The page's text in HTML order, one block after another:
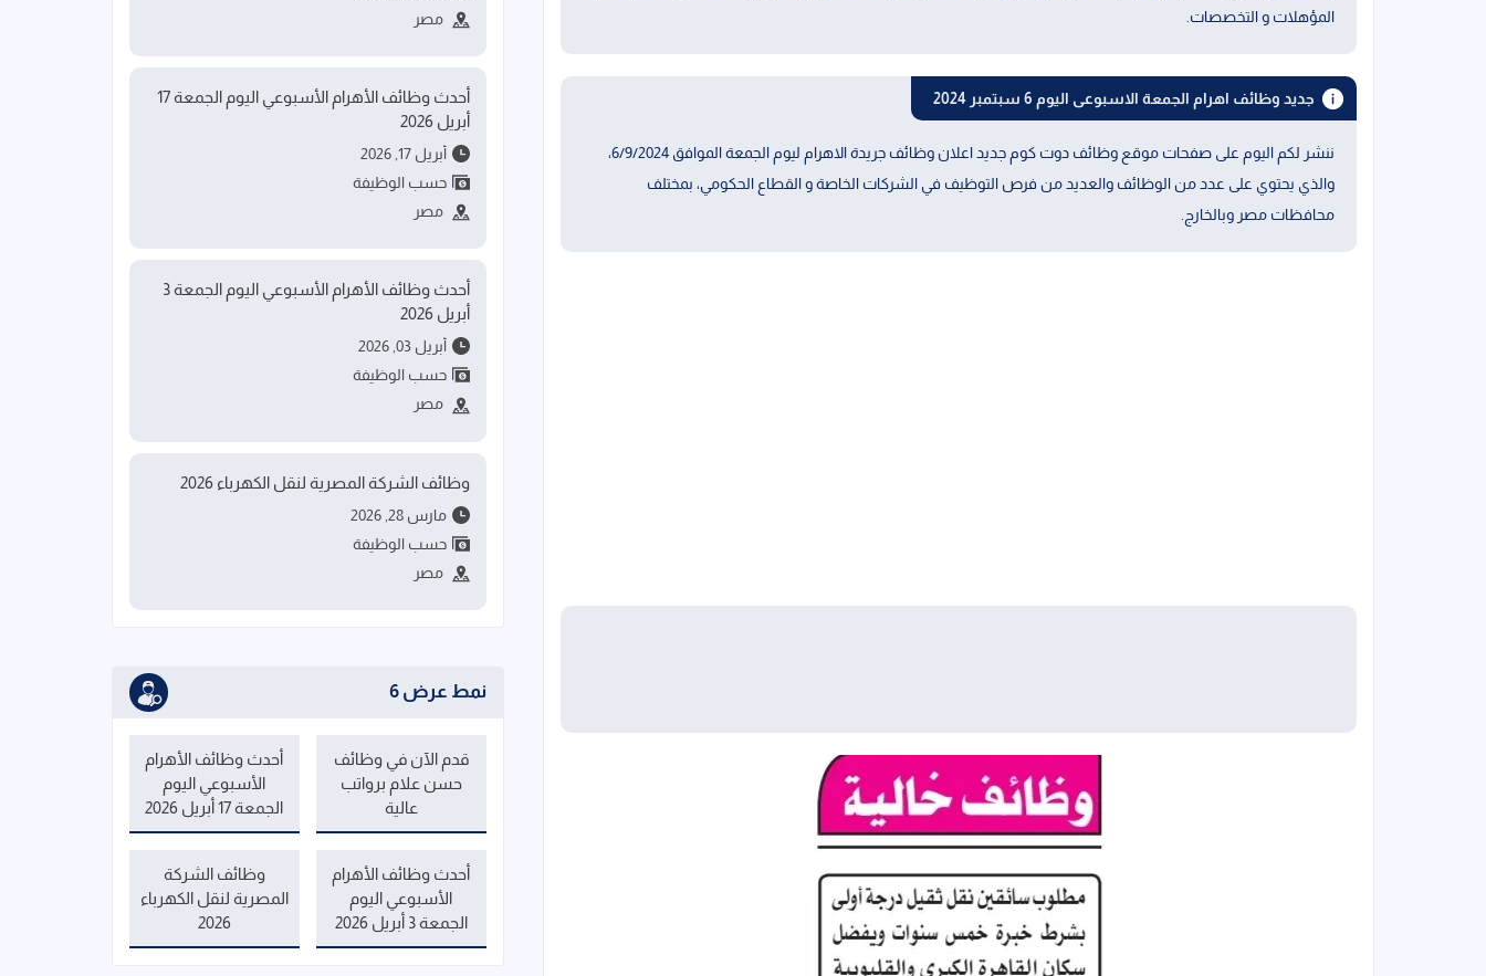
المؤهلات و التخصصات.
جديد وظائف اهرام الجمعة الاسبوعى اليوم 6 سبتمبر 2024
ننشر لكم اليوم على صفحات موقع وظائف دوت كوم جديد اعلان وظائف جريدة الاهرام ليوم الجمعة الموافق 6/9/2024،
والذي يحتوي على عدد من الوظائف والعديد من فرص التوظيف في الشركات الخاصة و القطاع الحكومي، بمختلف
محافظات مصر وبالخارج.
مصر
أحدث وظائف الأهرام الأسبوعي اليوم الجمعة 17
أبريل 2026
أبريل 17, 2026
حسب الوظيفة
مصر
أحدث وظائف الأهرام الأسبوعي اليوم الجمعة 3
أبريل 2026
أبريل 03, 2026
حسب الوظيفة
مصر
وظائف الشركة المصرية لنقل الكهرباء 2026
مارس 28, 2026
حسب الوظيفة
مصر
نمط عرض 6
قدم الآن في وظائف
حسن علام برواتب
عالية
أحدث وظائف الأهرام
الأسبوعي اليوم
الجمعة 17 أبريل 2026
أحدث وظائف الأهرام
الأسبوعي اليوم
الجمعة 3 أبريل 2026
وظائف الشركة
المصرية لنقل الكهرباء
2026